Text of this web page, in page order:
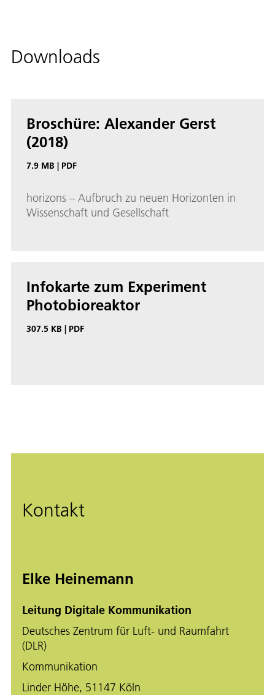
Downloads
Broschüre: Alexander Gerst
(2018)
7.9 MB | PDF
horizons – Aufbruch zu neuen Horizonten in
Wissenschaft und Gesellschaft
Infokarte zum Experiment
Photobioreaktor
307.5 KB | PDF
Kontakt
Elke Heinemann
Leitung Digitale Kommunikation
Deutsches Zentrum für Luft- und Raumfahrt
(DLR)
Kommunikation
Linder Höhe, 51147 Köln